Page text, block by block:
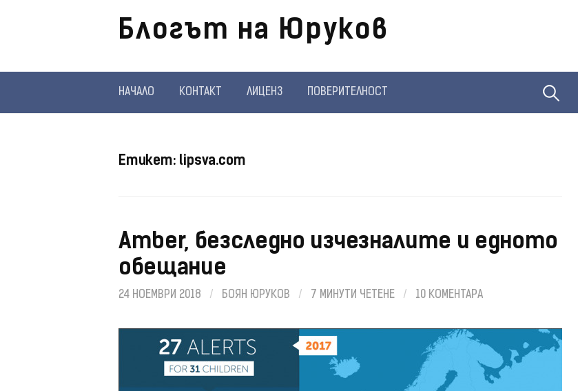
Блогът на Юруков
НАЧАЛО КОНТАКТ ЛИЦЕНЗ ПОВЕРИТЕЛНОСТ Търсене
Етикет: lipsva.com
Amber, безследно изчезналите и едното
обещание
24 НОЕМВРИ 2018 / БОЯН ЮРУКОВ / 7 МИНУТИ ЧЕТЕНЕ / 10 КОМЕНТАРА